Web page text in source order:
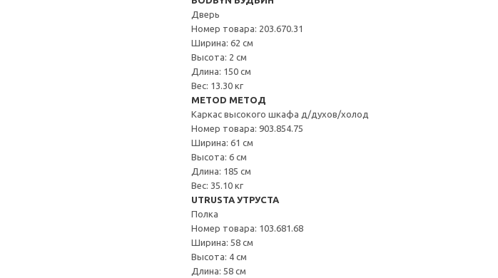
Дверь
Номер товара: 203.670.31
Ширина: 62 см
Высота: 2 см
Длина: 150 см
Вес: 13.30 кг
METOD МЕТОД
Каркас высокого шкафа д/духов/холод
Номер товара: 903.854.75
Ширина: 61 см
Высота: 6 см
Длина: 185 см
Вес: 35.10 кг
UTRUSTA УТРУСТА
Полка
Номер товара: 103.681.68
Ширина: 58 см
Высота: 4 см
Длина: 58 см